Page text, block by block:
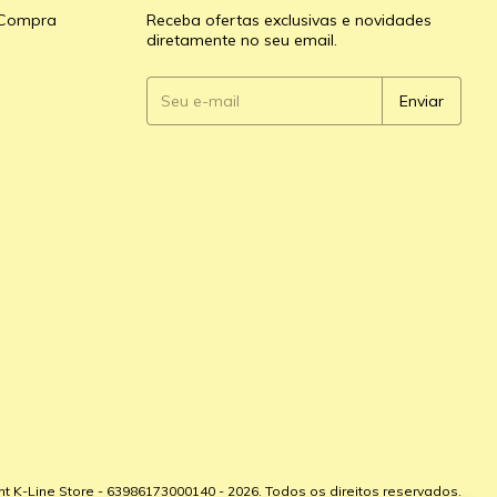
Receba ofertas exclusivas e novidades
diretamente no seu email.
K-Line Store - 63986173000140 - 2026. Todos os direitos reservados.